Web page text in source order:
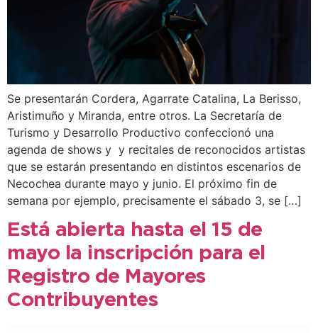
Se presentarán Cordera, Agarrate Catalina, La Berisso,
Aristimuño y Miranda, entre otros. La Secretaría de
Turismo y Desarrollo Productivo confeccionó una
agenda de shows y y recitales de reconocidos artistas
que se estarán presentando en distintos escenarios de
Necochea durante mayo y junio. El próximo fin de
semana por ejemplo, precisamente el sábado 3, se […]
Está abierta hasta el 15 de
mayo la inscripción para el
Registro de Mayores
Contribuyentes